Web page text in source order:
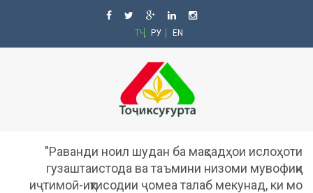
ТҶ РУ EN
"Раванди ноил шудан ба мақсадҳои ислоҳоти
гузаштаистода ва таъмини низоми мувофиқи
иҷтимоӣ-иқтисодии ҷомеа талаб мекунад, ки мо